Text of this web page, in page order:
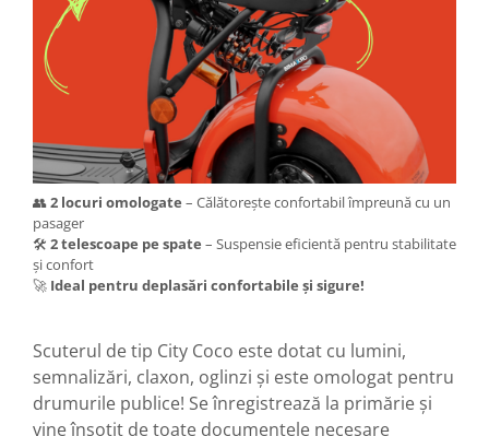
Piese Xiaomi Scooter 5 MAX
Piese Xiaomi Scooter 6 PRO
Piese Xiaomi Scooter 6 MAX
Piese Xiaomi Scooter 6
Accesorii Trotinete
Piese Segway/Ninebot
ES1, ES2, ES3
Ninebot Segway ZT3 PRO
Piese de Schimb
Becuri
Piese Hoverboard
Piese masinute electrice copii
👥2 locuri omologate – Călătorește confortabil împreună cu un
pasager
🛠️ 2 telescoape pe spate – Suspensie eficientă pentru stabilitate
și confort
🚀 Ideal pentru deplasări confortabile și sigure!
Scuterul de tip City Coco este dotat cu lumini,
semnalizări, claxon, oglinzi și este omologat pentru
drumurile publice! Se înregistrează la primărie și
vine însoțit de toate documentele necesare